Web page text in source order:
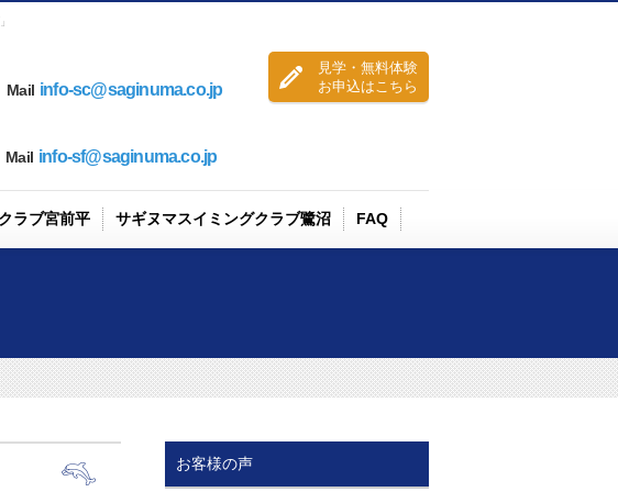
Mail info-sc@saginuma.co.jp
Mail info-sf@saginuma.co.jp
見学・無料体験
お申込はこちら
ラブ宮前平 サギヌマスイミングクラブ鷺沼 FAQ
お客様の声